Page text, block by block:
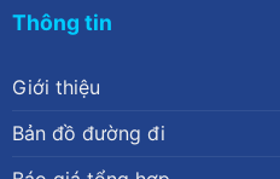
Thông tin
Giới thiệu
Bản đồ đường đi